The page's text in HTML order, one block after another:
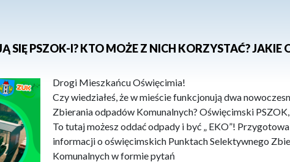
SIĘ PSZOK-I? KTO MOŻE Z NICH KORZYSTAĆ? JAKIE
Drogi Mieszkańcu Oświęcimia!
Czy wiedziałeś, że w mieście funkcjonują dwa
Zbierania odpadów Komunalnych? Oświęcimski
To tutaj możesz oddać odpady i być „ EKO”!
informacji o oświęcimskich Punktach Selektywnego
Komunalnych w formie pytań